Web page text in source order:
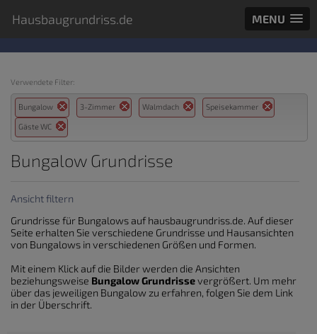
Hausbaugrundriss.de MENU
Verwendete Filter:
Bungalow 3-Zimmer Walmdach Speisekammer
Gäste WC
Bungalow Grundrisse
Ansicht filtern
Grundrisse für Bungalows auf hausbaugrundriss.de. Auf dieser
Seite erhalten Sie verschiedene Grundrisse und Hausansichten
von Bungalows in verschiedenen Größen und Formen.
Mit einem Klick auf die Bilder werden die Ansichten
beziehungsweise Bungalow Grundrissevergrößert. Um mehr
über das jeweiligen Bungalow zu erfahren, folgen Sie dem Link
in der Überschrift.